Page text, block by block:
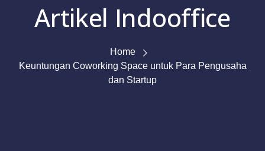
Artikel Indooffice
Home
Keuntungan Coworking Space untuk Para Pengusaha
dan Startup